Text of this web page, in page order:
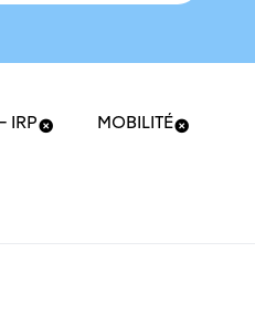
IRP MOBILITÉ